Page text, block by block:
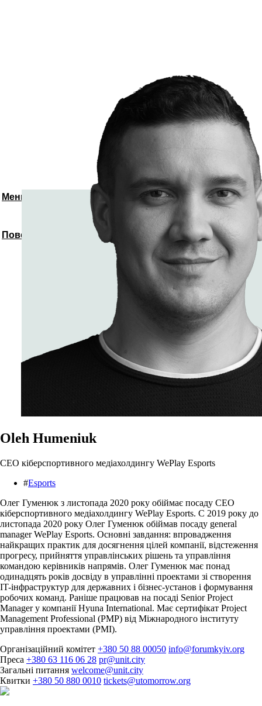
Меню
Повернутись до спікерів
Oleh Humeniuk
CEO кіберспортивного медіахолдингу WePlay Esports
#Esports
Олег Гуменюк з листопада 2020 року обіймає посаду CEO
кіберспортивного медіахолдингу WePlay Esports. C 2019 року до
листопада 2020 року Олег Гуменюк обіймав посаду general
manager WePlay Esports. Основні завдання: впровадження
найкращих практик для досягнення цілей компанії, відстеження
прогресу, прийняття управлінських рішень та управління
командою керівників напрямів. Олег Гуменюк має понад
одинадцять років досвіду в управлінні проектами зі створення
IT-інфраструктур для державних і бізнес-установ і формування
робочих команд. Раніше працював на посаді Senior Project
Manager у компанії Hyuna International. Має сертифікат Project
Management Professional (PMP) від Міжнародного інституту
управління проектами (PMI).
Організаційний комітет +380 50 88 00050 info@forumkyiv.org
Преса +380 63 116 06 28 pr@unit.city
Загальні питання welcome@unit.city
Квитки +380 50 880 0010 tickets@utomorrow.org